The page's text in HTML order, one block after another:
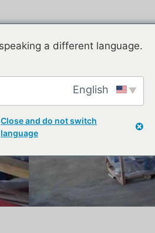
a different language.
Close and do not switch
language